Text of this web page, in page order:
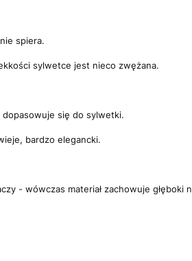
spiera.
sylwetce jest nieco zwężana.
dopasowuje się do sylwetki.
bardzo elegancki.
- wówczas materiał zachowuje głęboki